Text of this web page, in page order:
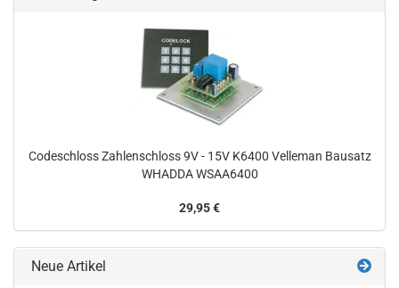
Codeschloss Zahlenschloss 9V - 15V K6400 Velleman Bausatz
WHADDA WSAA6400
29,95 €
Neue Artikel